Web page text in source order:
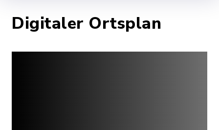
Digitaler Ortsplan